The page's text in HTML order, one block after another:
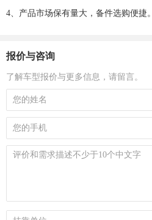
4、产品市场保有量大，备件选购便捷。
报价与咨询
了解车型报价与更多信息，请留言。